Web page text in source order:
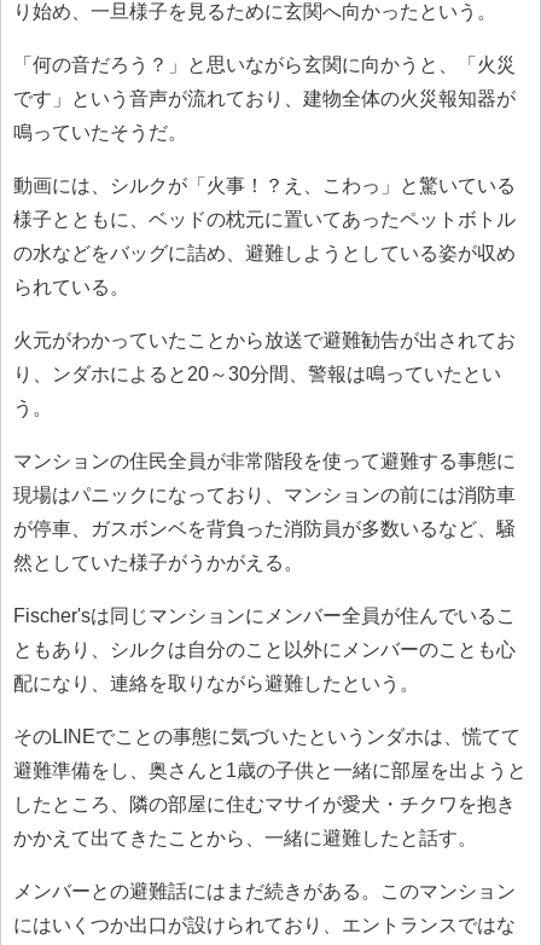
り始め、一旦様子を見るために玄関へ向かったという。
「何の音だろう？」と思いながら玄関に向かうと、「火災
です」という音声が流れており、建物全体の火災報知器が
鳴っていたそうだ。
動画には、シルクが「火事！？え、こわっ」と驚いている
様子とともに、ベッドの枕元に置いてあったペットボトル
の水などをバッグに詰め、避難しようとしている姿が収め
られている。
火元がわかっていたことから放送で避難勧告が出されてお
り、ンダホによると20～30分間、警報は鳴っていたとい
う。
マンションの住民全員が非常階段を使って避難する事態に
現場はパニックになっており、マンションの前には消防車
が停車、ガスボンベを背負った消防員が多数いるなど、騒
然としていた様子がうかがえる。
Fischer'sは同じマンションにメンバー全員が住んでいるこ
ともあり、シルクは自分のこと以外にメンバーのことも心
配になり、連絡を取りながら避難したという。
そのLINEでことの事態に気づいたというンダホは、慌てて
避難準備をし、奥さんと1歳の子供と一緒に部屋を出ようと
したところ、隣の部屋に住むマサイが愛犬・チクワを抱き
かかえて出てきたことから、一緒に避難したと話す。
メンバーとの避難話にはまだ続きがある。このマンション
にはいくつか出口が設けられており、エントランスではな